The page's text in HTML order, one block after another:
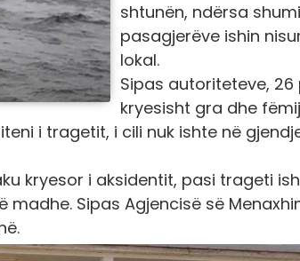
shtunën, ndërsa
pasagjerëve ishin
lokal.
Sipas autoriteteve, 26
kryesisht gra dhe
i tragetit, i cili nuk ishte në
kryesor i aksidentit, pasi trageti
madhe. Sipas Agjencisë së